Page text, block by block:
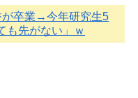
が卒業→今年研究生5
も先がない」ｗ